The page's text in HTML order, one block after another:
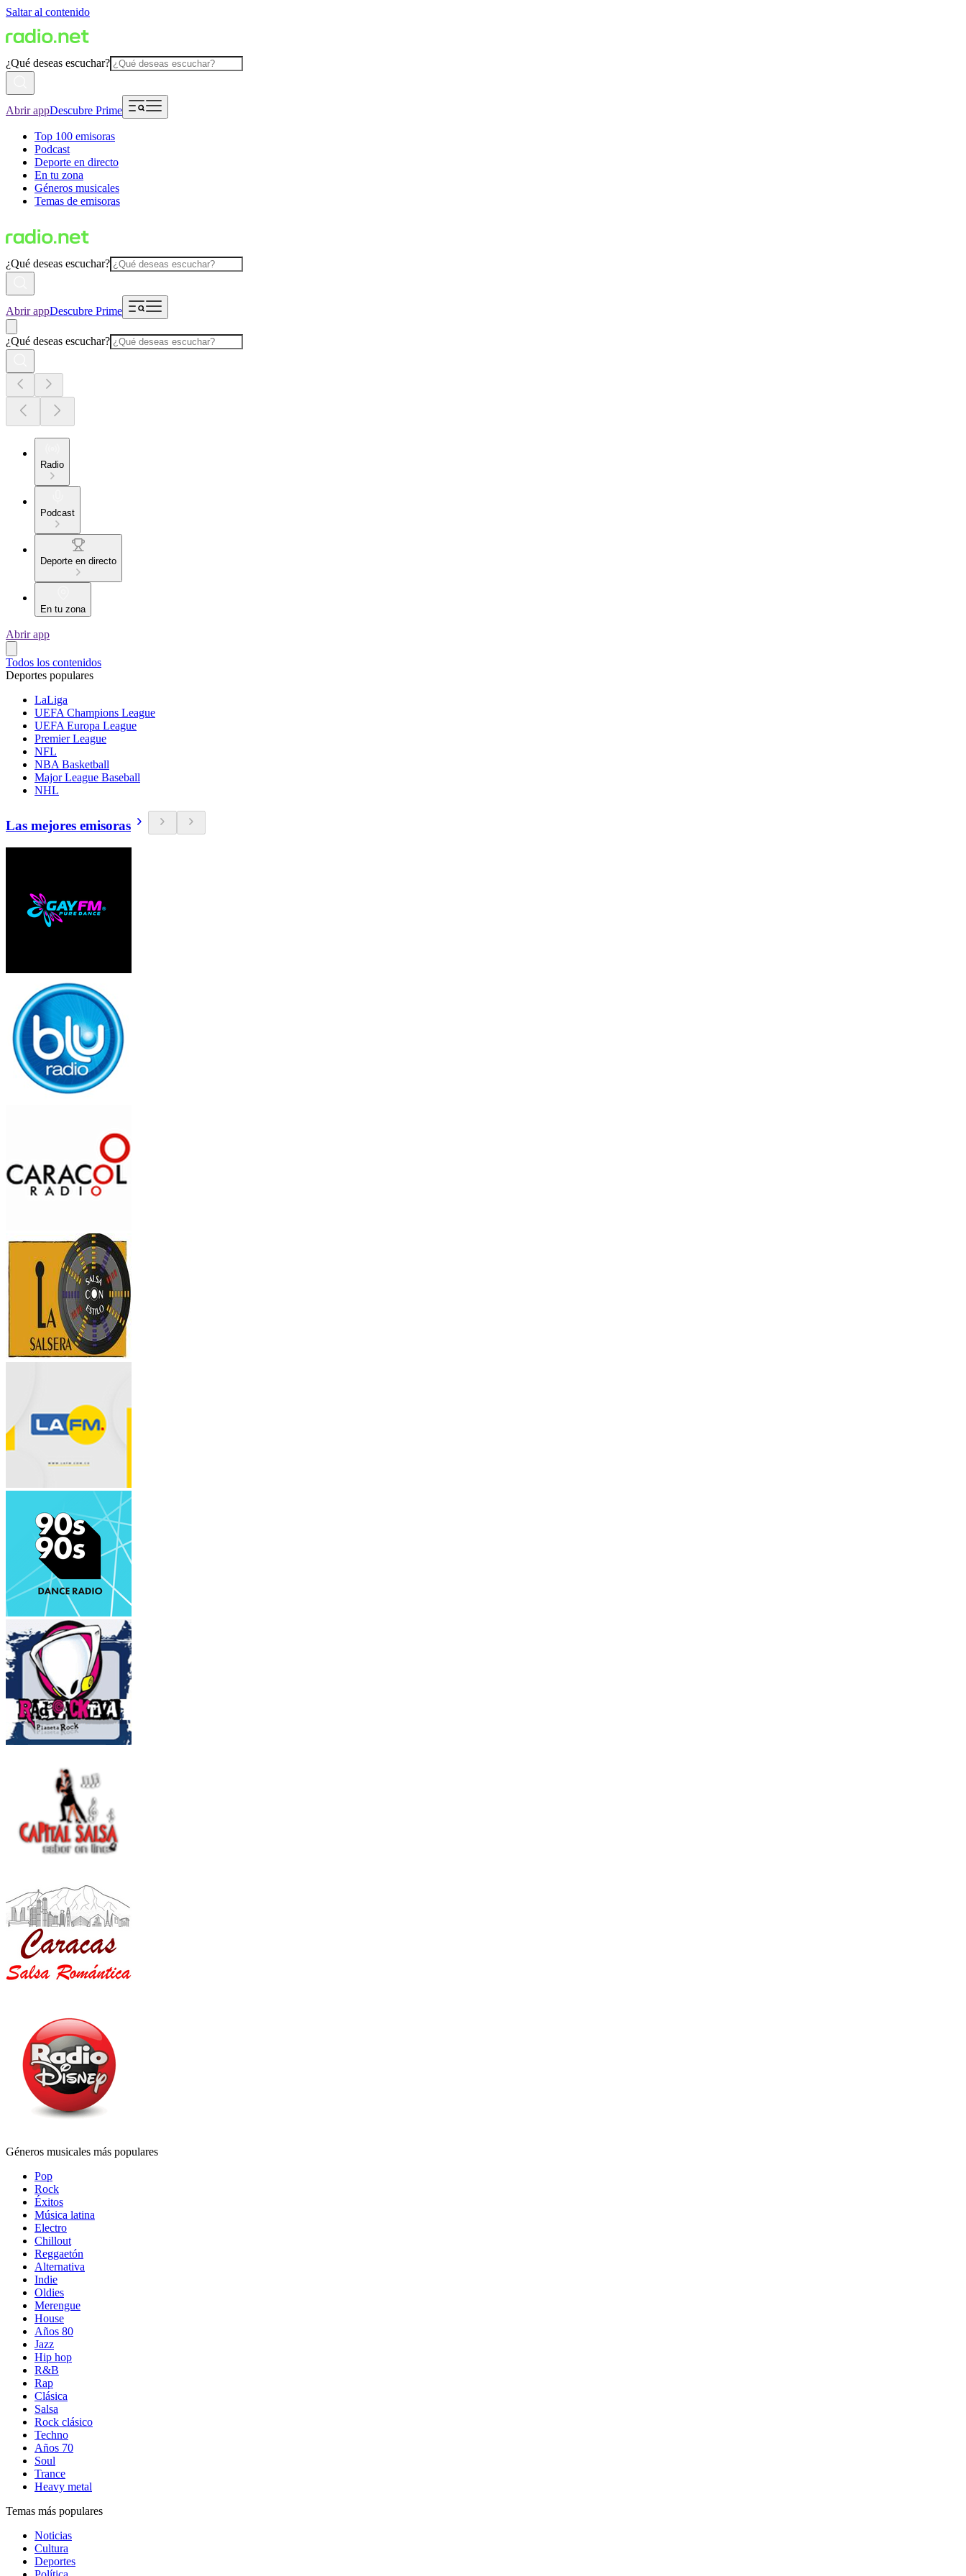
Saltar al contenido
¿Qué deseas escuchar?
Abrir appDescubre Prime
Top 100 emisoras
Podcast
Deporte en directo
En tu zona
Géneros musicales
Temas de emisoras
¿Qué deseas escuchar?
Abrir appDescubre Prime
¿Qué deseas escuchar?
Radio
Podcast
Deporte en directo
En tu zona
Abrir app
Todos los contenidos
Deportes populares
LaLiga
UEFA Champions League
UEFA Europa League
Premier League
NFL
NBA Basketball
Major League Baseball
NHL
Las mejores emisoras
Géneros musicales más populares
Pop
Rock
Éxitos
Música latina
Electro
Chillout
Reggaetón
Alternativa
Indie
Oldies
Merengue
House
Años 80
Jazz
Hip hop
R&B
Rap
Clásica
Salsa
Rock clásico
Techno
Años 70
Soul
Trance
Heavy metal
Temas más populares
Noticias
Cultura
Deportes